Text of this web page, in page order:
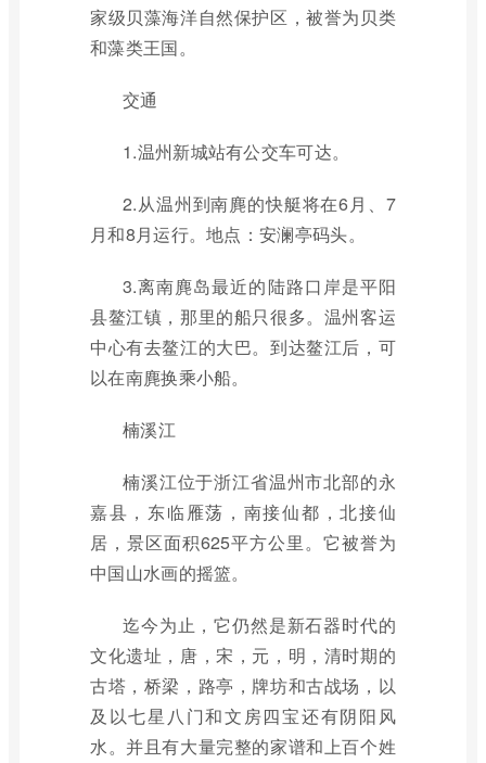
家级贝藻海洋自然保护区，被誉为贝类
和藻类王国。
交通
1.温州新城站有公交车可达。
2.从温州到南麂的快艇将在6月、7
月和8月运行。地点：安澜亭码头。
3.离南麂岛最近的陆路口岸是平阳
县鳌江镇，那里的船只很多。温州客运
中心有去鳌江的大巴。到达鳌江后，可
以在南麂换乘小船。
楠溪江
楠溪江位于浙江省温州市北部的永
嘉县，东临雁荡，南接仙都，北接仙
居，景区面积625平方公里。它被誉为
中国山水画的摇篮。
迄今为止，它仍然是新石器时代的
文化遗址，唐，宋，元，明，清时期的
古塔，桥梁，路亭，牌坊和古战场，以
及以七星八门和文房四宝还有阴阳风
水。并且有大量完整的家谱和上百个姓